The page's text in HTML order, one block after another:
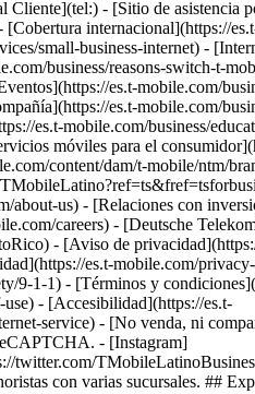
- [Sitio de asistencia
[Cobertura internacional](https://
small-business-internet) -
business/reasons-switch-t-
es.t-mobile.com/
es.t-mobile.com/
es.t-mobile.com/business/
móviles para el
content/dam/t-mobile/ntm/
about-us) - [Relaciones con
careers) - [Deutsche
- [Aviso de
es.t-mobile.com/
9-1-1) - [Términos y
- [Accesibilidad](https://es.t-
service) - [No venda, ni
- [Instagram]
twitter.com/
con varias sucursales. ##